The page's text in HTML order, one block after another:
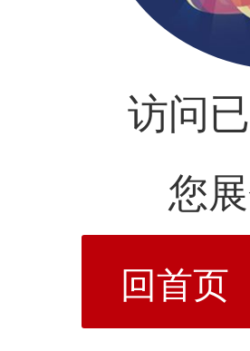
访问
您
回首页